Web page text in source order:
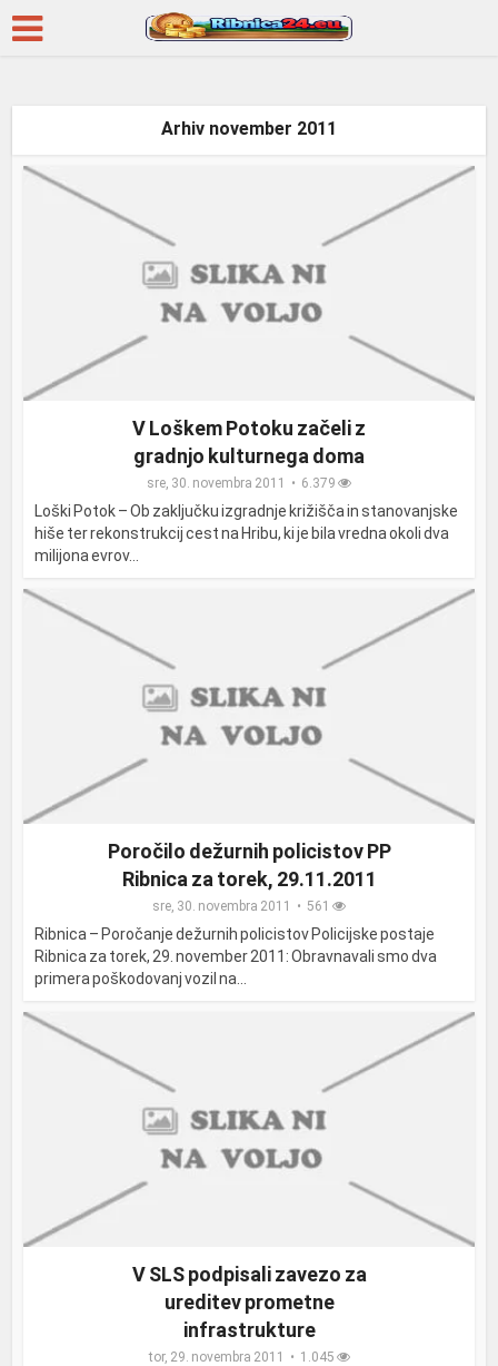
Arhiv november 2011
V Loškem Potoku začeli z
gradnjo kulturnega doma
sre, 30. novembra 2011 6.379
Loški Potok – Ob zaključku izgradnje križišča in stanovanjske
hiše ter rekonstrukcij cest na Hribu, ki je bila vredna okoli dva
milijona evrov...
Poročilo dežurnih policistov PP
Ribnica za torek, 29.11.2011
sre, 30. novembra 2011 561
Ribnica – Poročanje dežurnih policistov Policijske postaje
Ribnica za torek, 29. november 2011: Obravnavali smo dva
primera poškodovanj vozil na...
V SLS podpisali zavezo za
ureditev prometne
infrastrukture
tor, 29. novembra 2011 1.045